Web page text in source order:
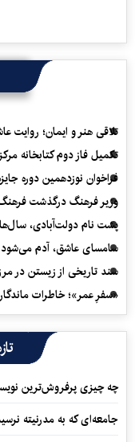
تلاقی هنر و ایمان؛ روایت
تکمیل فاز دوم کتابخانه
فراخوان نوزدهمین دوره
وزیر فرهنگ درگذشت
پشت نام دولت‌آبادی،
سامسای عاشق، آدم می‌شود
سند تاریخی از زیستن در
«سفرِ عمر»؛ خاطرات
چه چیزی پرفروش‌ترین
جامعه‌ای که به مدرنیته